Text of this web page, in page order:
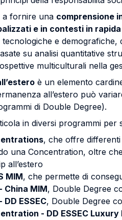
a fornire una comprensione
e in contesti in
e demografiche,
su analisi quantitative
multiculturali nella
è un elemento
all’estero può
di Double Degree).
in diversi programmi per
, che offre
una Concentration, oltre
all’estero
MIM, che permette di
China MIM, Double Degree
DD ESSEC, Double Degree
- DD ESSEC